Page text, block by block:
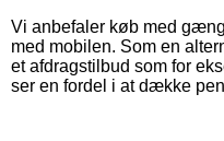
Vi anbefaler køb med
med mobilen. Som en
et afdragstilbud som for
ser en fordel i at dække